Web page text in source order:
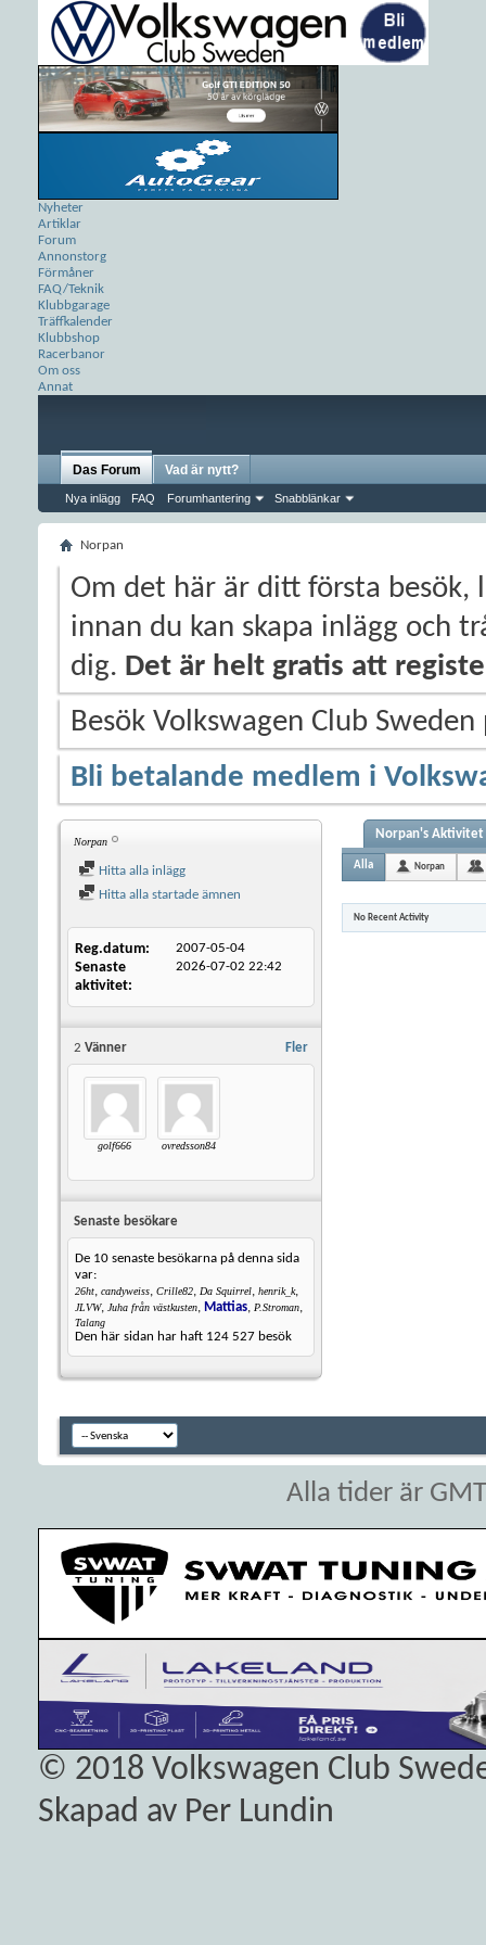
Nyheter
Artiklar
Forum
Annonstorg
Förmåner
FAQ/Teknik
Klubbgarage
Träffkalender
Klubbshop
Racerbanor
Om oss
Annat
Das Forum
Nya inlägg FAQ Forumhantering Snabblänkar
Vad är nytt?
Norpan
Om det här är ditt första besök,
innan du kan skapa inlägg och
dig. Det är helt gratis att
Besök Volkswagen Club
Bli betalande medlem i
Norpan
Hitta alla inlägg
Hitta alla startade ämnen
Reg.datum 2007-05-04
Senaste
aktivitet
2026-07-02 22:42
Fler
2 Vänner
golf666 ovredsson84
Senaste besökare
De 10 senaste besökarna på denna sida
var:
26ht, candyweiss, Crille82, Da Squirrel, henrik_k,
JLVW, Juha från västkusten, Mattias, P.Stroman,
Talang
Den här sidan har haft 124 527 besök
Norpan's Aktivitet
Alla Norpan
No Recent Activity
Alla tider är
© 2018 Volkswagen Club
Skapad av Per Lundin